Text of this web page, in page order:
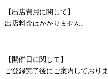
【出店費用に関して】
出店料金はかかりません。
【開催日に関して】
ご登録完了後にご案内しておりま